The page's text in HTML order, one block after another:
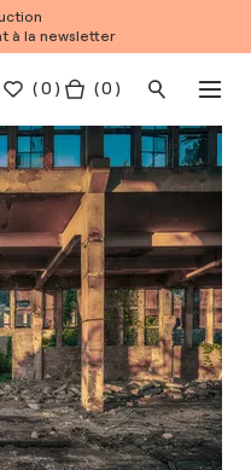
à la newsletter
(0 ) ( 0 )